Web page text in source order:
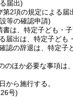
届出)
第2項の規定による
等の確認申請)
書は、特定子ども・
届出は、特定子ども
認の辞退は、特定子
のほか必要な事項は
から施行する。
号)